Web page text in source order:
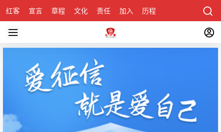
红客 宣言 章程 文化 责任 加入 历程 关于